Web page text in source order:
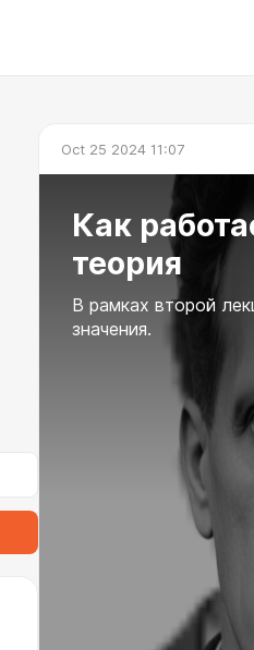
Oct 25 2024 11:07
Как
теория
В рамках второй
значения.